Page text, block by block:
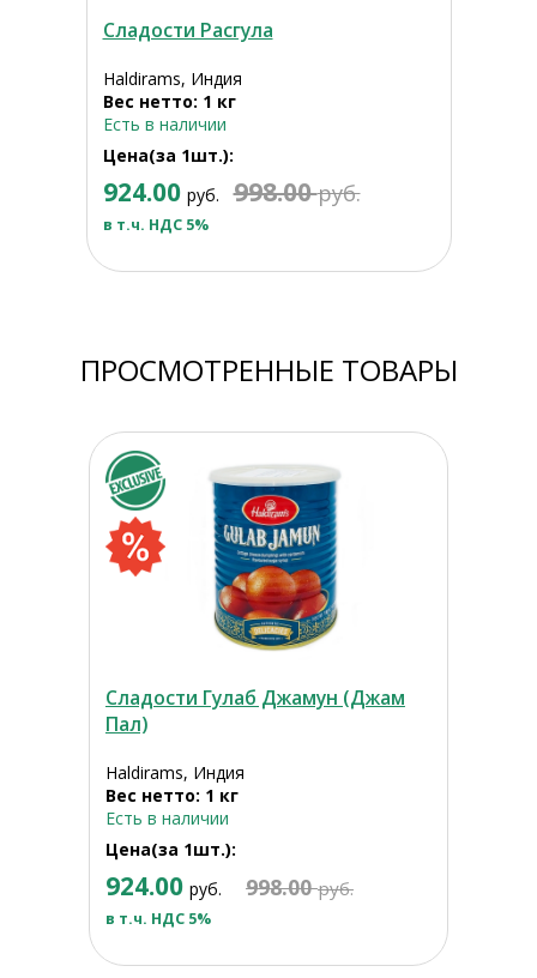
Сладости Расгула
Haldirams, Индия
Вес нетто: 1 кг
Есть в наличии
Цена(за 1шт.):
924.00 руб. 998.00руб.
в т.ч. НДС 5%
ПРОСМОТРЕННЫЕ ТОВАРЫ
Сладости Гулаб Джамун (Джам
Пал)
Haldirams, Индия
Вес нетто: 1 кг
Есть в наличии
Цена(за 1шт.):
924.00 руб. 998.00руб.
в т.ч. НДС 5%